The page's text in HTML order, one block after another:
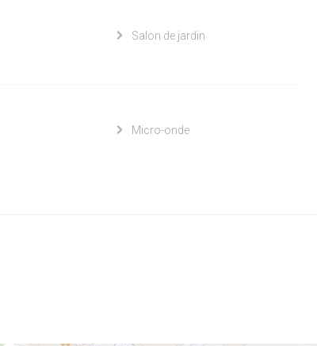
Salon de jardin
Micro-onde